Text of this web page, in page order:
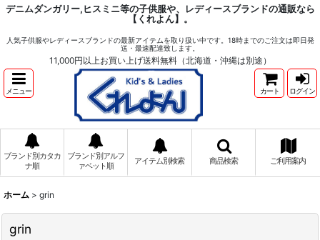
デニムダンガリー,ヒスミニ等の子供服や、レディースブランドの通販なら
【くれよん】。
人気子供服やレディースブランドの最新アイテムを取り扱い中です。18時までのご注文は即日発
送・最速配達致します。
11,000円以上お買い上げ送料無料（北海道・沖縄は別途）
メニュー カート ログイン
ブランド別カタカ
ナ順
ブランド別アルフ
ァベット順
アイテム別検索 商品検索 ご利用案内
ホーム > grin
grin